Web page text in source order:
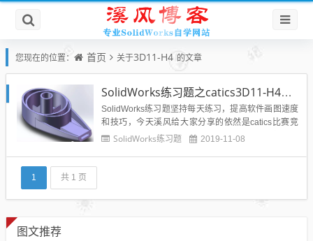
您现在的位置： 首页 关于3D11-H4 的文章
SolidWorks练习题之catics3D11-H4（附做题步骤）
SolidWorks练习题坚持每天练习，提高软件画图速度
和技巧，今天溪风给大家分享的依然是catics比赛竞
赛题目，取自catics3D11-H4题目，具有一定的难
SolidWorks练习题 2019-11-08
1 共 1 页
图文推荐